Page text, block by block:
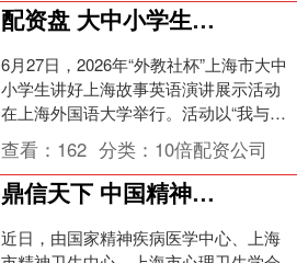
配资盘 大中小学生齐聚上外，用青春之声讲好上海故事
6月27日，2026年“外教社杯”上海市大中
小学生讲好上海故事英语演讲展示活动
在上海外国语大学举行。活动以“我与上
海：向世界，向未来”为主题，引导青少
年学子用外....
查看： 162 分类： 10倍配资公司
鼎信天下 中国精神疾病脑机接口联盟在上海成立，三大国家级项目揭开面纱
近日，由国家精神疾病医学中心、上海